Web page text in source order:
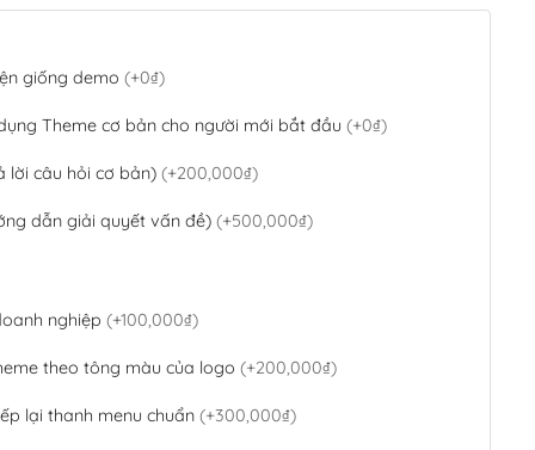
giống demo (+0₫)
Theme cơ bản cho người mới bắt đầu (+0₫)
lời câu hỏi cơ bản) (+200,000₫)
dẫn giải quyết vấn đề) (+500,000₫)
nghiệp (+100,000₫)
theo tông màu của logo (+200,000₫)
lại thanh menu chuẩn (+300,000₫)